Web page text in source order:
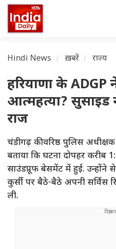
Hindi News ख़बरें राज्य
हरियाणा के ADGP
आत्महत्या? सुसाइड
राज
चंडीगढ़ की वरिष्ठ पुलिस
बताया कि घटना दोपहर
साउंडप्रूफ बेसमेंट में हुई. उन्होंने
कुर्सी पर बैठे-बैठे अपनी सर्विस
ली.